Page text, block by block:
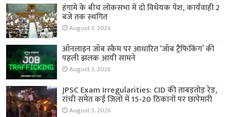
हंगामे के बीच लोकसभा में दो विधेयक पेश, कार्यवाही 2
बजे तक स्थगित
August 3, 2026
ऑनलाइन जॉब स्कैम पर आधारित ‘जॉब ट्रैफिकिंग’ की
पहली झलक आयी सामने
August 3, 2026
JPSC Exam Irregularities: CID की ताबड़तोड़ रेड,
रांची समेत कई जिलों में 15-20 ठिकानों पर छापेमारी
August 3, 2026